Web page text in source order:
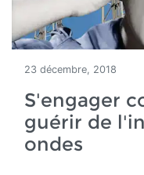
23 décembre, 2018
S'engager
guérir de
ondes